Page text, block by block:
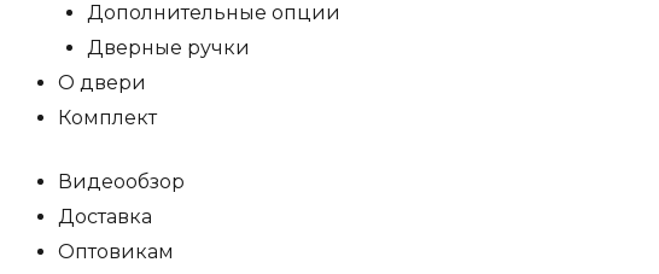
Дополнительные опции
Дверные ручки
О двери
Комплект
Видеообзор
Доставка
Оптовикам